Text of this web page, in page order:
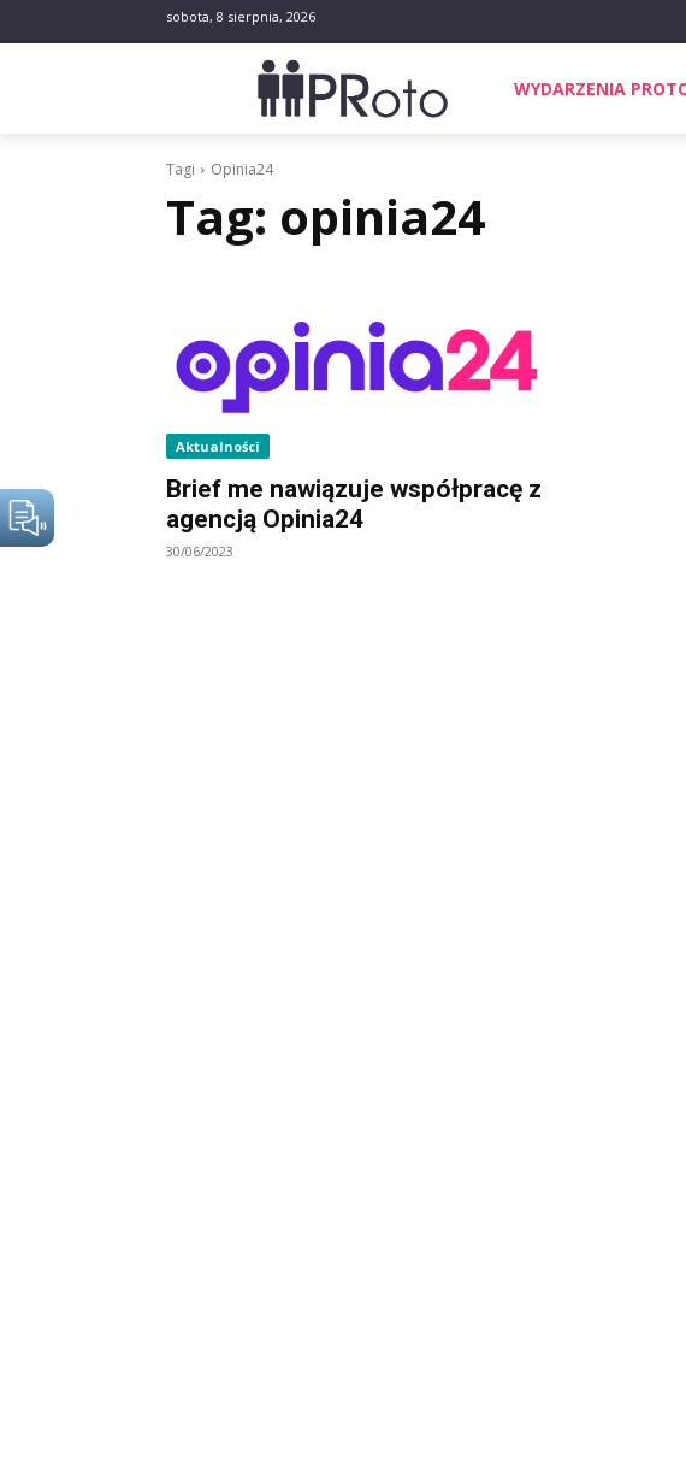
sobota, 8 sierpnia, 2026
WYDARZENIA
Tagi Opinia24
Tag: opinia24
Aktualności
Brief me nawiązuje współpracę z
agencją Opinia24
30/06/2023